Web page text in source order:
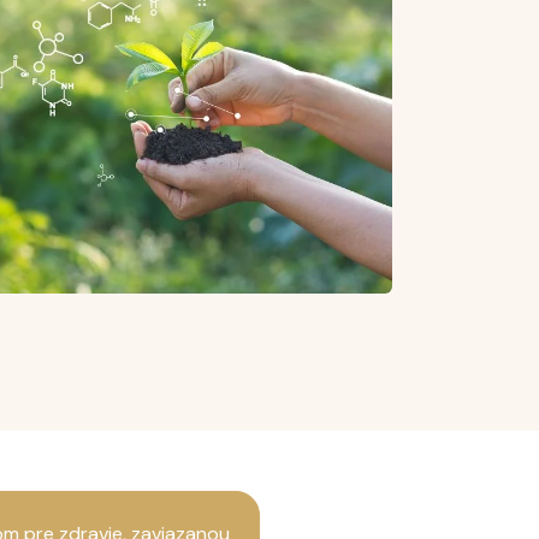
pre zdravie, zaviazanou